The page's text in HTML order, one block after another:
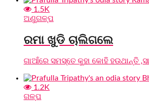
1.5K
ଅଣୁଗଳ୍ପ
ରମା ଖୁଡି ଚାଲିଗଲେ
ଗାଆଁରେ ସମସ୍ତେ କୁହା କୋହି ହଉଥାନ୍ତି
1.2K
ଗଳ୍ପ